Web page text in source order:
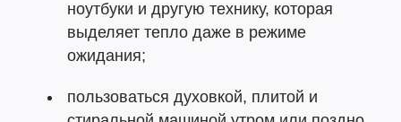
ноутбуки и другую технику, которая
выделяет тепло даже в режиме
ожидания;
пользоваться духовкой, плитой и